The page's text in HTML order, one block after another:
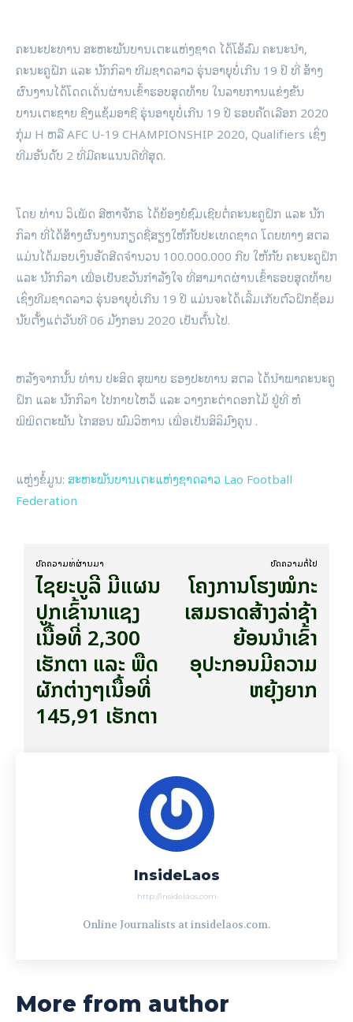
ຄະນະປະທານ ສະຫະພັນບານເຕະແຫ່ງຊາດ ໄດ້ໂອ້ລົມ ຄະນະນຳ,
ຄະນະຄູຝຶກ ແລະ ນັກກິລາ ທີມຊາດລາວ ຮຸ່ນອາຍຸບໍ່ເກີນ 19 ປິ ທີ່ ສ້າງ
ຜົນງານໄດ້ໂດດເດັ່ນຜ່ານເຂົ້າຮອບສຸດທ້າຍ ໃນລາຍການແຂ່ງຂັນ
ບານເຕະຊາຍ ຊີງແຊ້ມອາຊີ ຮຸ່ນອາຍຸບໍ່ເກີນ 19 ປີ ຮອບຄັດເລືອກ 2020
ກຸ່ມ H ຫລື AFC U-19 CHAMPIONSHIP 2020, Qualifiers ເຊິ່ງ
ທີມອັນດັບ 2 ທີ່ມີຄະແນນດີທີ່ສຸດ.
ໂດຍ ທ່ານ ວິເພັດ ສີຫາຈັກຣ ໄດ້ຍ້ອງຍໍຊົມເຊີຍຕໍ່ຄະນະຄູຝຶກ ແລະ ນັກ
ກິລາ ທີ່ໄດ້ສ້າງຜົນງານກຽດຊື່ສຽງໃຫ້ກັບປະເທດຊາດ ໂດຍທາງ ສຕລ
ແມ່ນໄດ້ມອບເງິນອັດສີດຈຳນວນ 100.000.000 ກີບ ໃຫ້ກັບ ຄະນະຄູຝຶກ
ແລະ ນັກກິລາ ເພື່ອເປັນຂວັນກຳລັງໃຈ ທີ່ສາມາດຜ່ານເຂົ້າຮອບສຸດທ້າຍ
ເຊິ່ງທີມຊາດລາວ ຮຸ່ນອາຍຸບໍ່ເກີນ 19 ປີ ແມ່ນຈະໄດ້ເລີ້ມເກັບຕົວຝຶກຊ້ອມ
ນັບຕັ້ງແຕ່ວັນທີ 06 ມັງກອນ 2020 ເປັນຕົ້ນໄປ.
ຫລັງຈາກນັ້ນ ທ່ານ ປະສິດ ສຸພາບ ຮອງປະທານ ສຕລ ໄດ້ນຳພາຄະນະຄູ
ຝຶກ ແລະ ນັກກິລາ ໄປກາບໄຫວ້ ແລະ ວາງກະຕ່າດອກໄມ້ ຢູ່ທີ່ ຫໍ
ພິພິດຕະພັນ ໄກສອນ ພົມວິຫານ ເພື່ອເປັນສິລິມົງຄຸນ .
ແຫຼ່ງຂໍ້ມູນ: ສະຫະພັນບານເຕະແຫ່ງຊາດລາວ Lao Football
Federation
ບົດ​ຄວາມ​ທີ່​ຜ່ານ​ມາ
ໄຊຍະບູລີ ມີແຜນ
ປູກເຂົ້ານາແຊງ
ເນື້ອທີ່ 2,300
ເຮັກຕາ ແລະ ພືດ
ຜັກຕ່າງໆເນື້ອທີ່
145,91 ເຮັກຕາ
ບົດ​ຄວາມ​ຕໍ່​ໄປ
ໂຄງການໂຮງໝໍກະ
ເສມຣາດສ້າງລ່າຊ້າ
ຍ້ອນນໍາເຂົ້າ
ອຸປະກອນມີຄວາມ
ຫຍຸ້ງຍາກ
InsideLaos
http://insidelaos.com
Online Journalists at insidelaos.com.
More from author